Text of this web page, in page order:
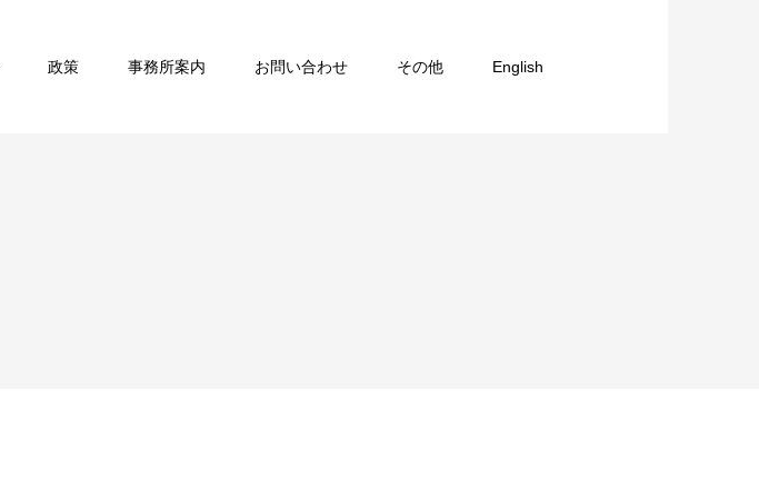
政策 事務所案内 お問い合わせ その他 English